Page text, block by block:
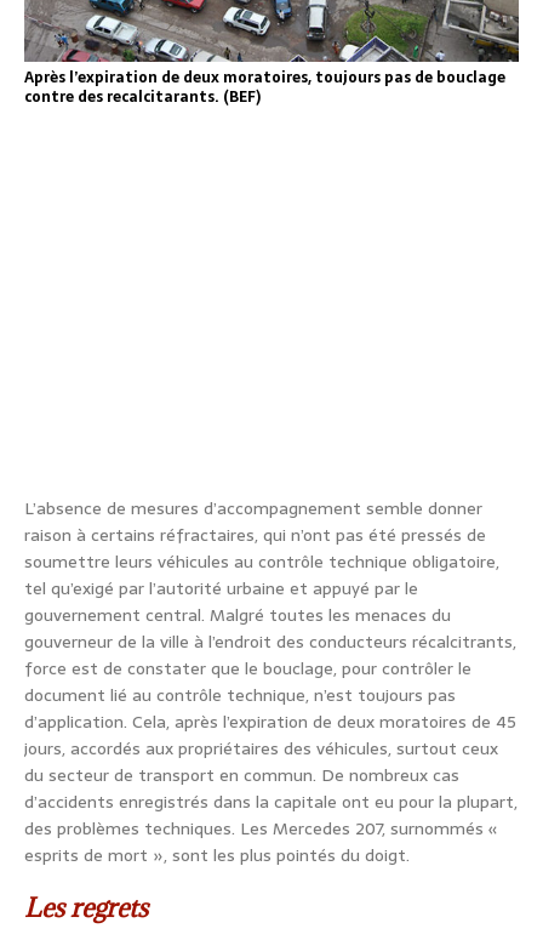
Après l’expiration de deux moratoires, toujours pas de bouclage
contre des recalcitarants. (BEF)
L’absence de mesures d’accompagnement semble donner
raison à certains réfractaires, qui n’ont pas été pressés de
soumettre leurs véhicules au contrôle technique obligatoire,
tel qu’exigé par l’autorité urbaine et appuyé par le
gouvernement central. Malgré toutes les menaces du
gouverneur de la ville à l’endroit des conducteurs récalcitrants,
force est de constater que le bouclage, pour contrôler le
document lié au contrôle technique, n’est toujours pas
d’application. Cela, après l’expiration de deux moratoires de 45
jours, accordés aux propriétaires des véhicules, surtout ceux
du secteur de transport en commun. De nombreux cas
d’accidents enregistrés dans la capitale ont eu pour la plupart,
des problèmes techniques. Les Mercedes 207, surnommés «
esprits de mort », sont les plus pointés du doigt.
Les regrets